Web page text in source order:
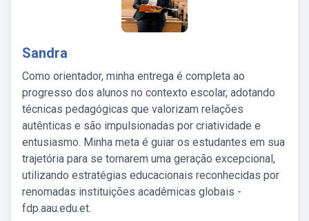
Sandra
Como orientador, minha entrega é completa ao
progresso dos alunos no contexto escolar, adotando
técnicas pedagógicas que valorizam relações
autênticas e são impulsionadas por criatividade e
entusiasmo. Minha meta é guiar os estudantes em sua
trajetória para se tornarem uma geração excepcional,
utilizando estratégias educacionais reconhecidas por
renomadas instituições acadêmicas globais -
fdp.aau.edu.et.